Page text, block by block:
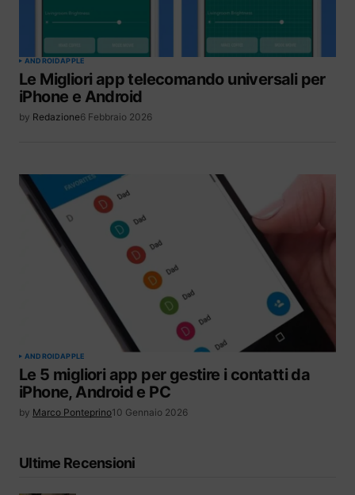
ANDROIDAPPLE
Le Migliori app telecomando universali per
iPhone e Android
by Redazione6 Febbraio 2026
ANDROIDAPPLE
Le 5 migliori app per gestire i contatti da
iPhone, Android e PC
by Marco Ponteprino10 Gennaio 2026
Ultime Recensioni